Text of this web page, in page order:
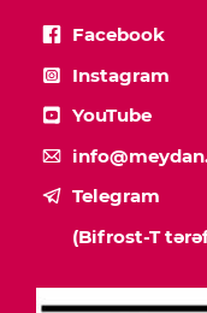
Facebook
Instagram
YouTube
Telegram
(Bifrost-T